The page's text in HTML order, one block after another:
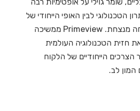
שומר גוילי על אופטימיות רבה
הטכנולוגי לבין האופי הייחודי של
השוק בישראל הוא נוסחה מנצחת. Primeview ממשיכה
חזית הטכנולוגיה העולמית
הייחודיים של הלקוח
המון לב.